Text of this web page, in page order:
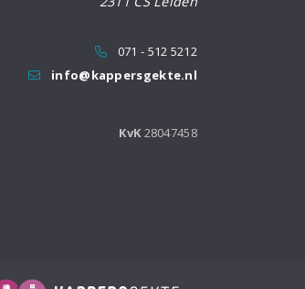
071 - 512 5212
info@kappersgekte.nl
KvK 28047458